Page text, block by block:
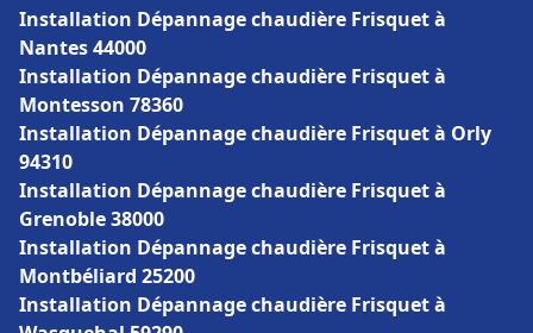
Installation Dépannage chaudière Frisquet à
Nantes 44000
Installation Dépannage chaudière Frisquet à
Montesson 78360
Installation Dépannage chaudière Frisquet à Orly
94310
Installation Dépannage chaudière Frisquet à
Grenoble 38000
Installation Dépannage chaudière Frisquet à
Montbéliard 25200
Installation Dépannage chaudière Frisquet à